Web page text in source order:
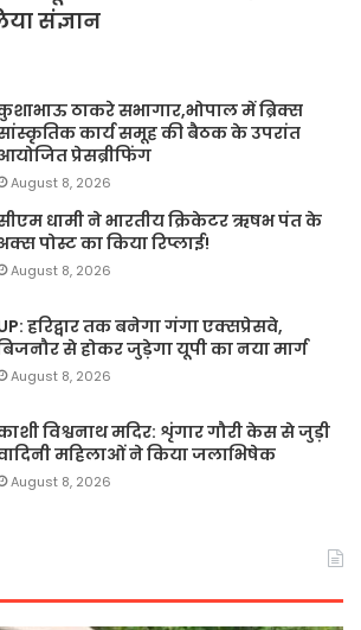
संज्ञान
ठाकरे सभागार,भोपाल में ब्रिक्स
कार्य समूह की बैठक के उपरांत
प्रेसब्रीफिंग
August 8, 2026
धामी ने भारतीय क्रिकेटर ऋषभ पंत के
पोस्ट का किया रिप्लाई!
August 8, 2026
हरिद्वार तक बनेगा गंगा एक्सप्रेसवे,
से होकर जुड़ेगा यूपी का नया मार्ग
August 8, 2026
विश्वनाथ मदिर: शृंगार गौरी केस से जुड़ी
महिलाओं ने किया जलाभिषेक
August 8, 2026